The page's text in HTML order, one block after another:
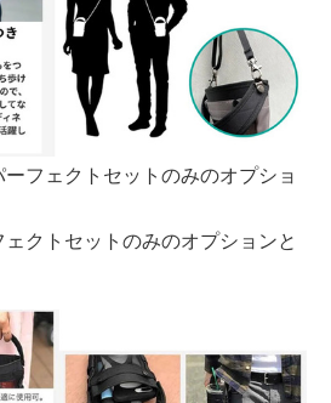
フェクトセットのみのオプショ
クトセットのみのオプションと